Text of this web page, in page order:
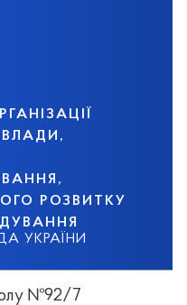
РОЗВИТКУ
УКРАЇНИ
№92/7